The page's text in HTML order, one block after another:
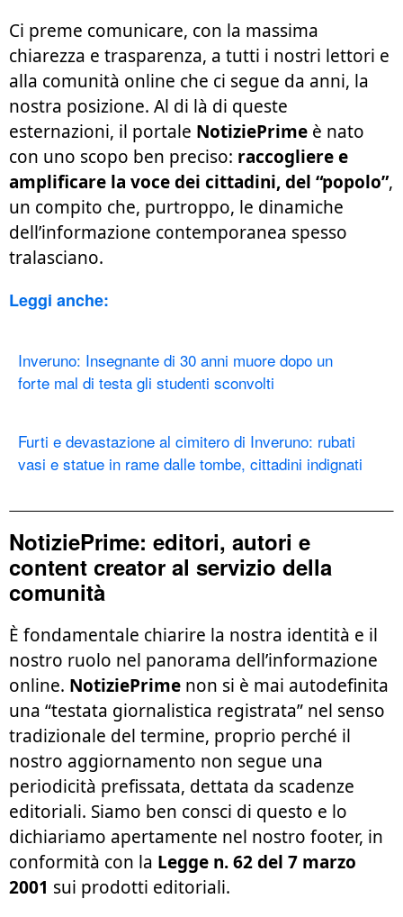
Ci preme comunicare, con la massima
chiarezza e trasparenza, a tutti i nostri lettori e
alla comunità online che ci segue da anni, la
nostra posizione. Al di là di queste
esternazioni, il portale NotiziePrime è nato
con uno scopo ben preciso: raccogliere e
amplificare la voce dei cittadini, del “popolo”,
un compito che, purtroppo, le dinamiche
dell’informazione contemporanea spesso
tralasciano.
Leggi anche:
Inveruno: Insegnante di 30 anni muore dopo un
forte mal di testa gli studenti sconvolti
Furti e devastazione al cimitero di Inveruno: rubati
vasi e statue in rame dalle tombe, cittadini indignati
NotiziePrime: editori, autori e
content creator al servizio della
comunità
È fondamentale chiarire la nostra identità e il
nostro ruolo nel panorama dell’informazione
online. NotiziePrime non si è mai autodefinita
una “testata giornalistica registrata” nel senso
tradizionale del termine, proprio perché il
nostro aggiornamento non segue una
periodicità prefissata, dettata da scadenze
editoriali. Siamo ben consci di questo e lo
dichiariamo apertamente nel nostro footer, in
conformità con la Legge n. 62 del 7 marzo
2001 sui prodotti editoriali.